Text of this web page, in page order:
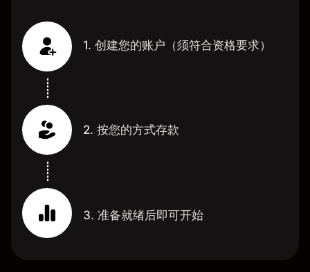
1. 创建您的账户（须符合资格要求）
2. 按您的方式存款
3. 准备就绪后即可开始